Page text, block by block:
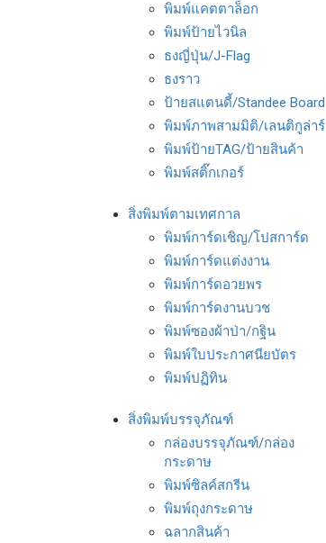
พิมพ์แคตตาล็อก
พิมพ์ป้ายไวนิล
ธงญี่ปุ่น/J-Flag
ธงราว
ป้ายสแตนดี้/Standee Board
พิมพ์ภาพสามมิติ/เลนติกูล่าร์
พิมพ์ป้ายTAG/ป้ายสินค้า
พิมพ์สติ๊กเกอร์
สิ่งพิมพ์ตามเทศกาล
พิมพ์การ์ดเชิญ/โปสการ์ด
พิมพ์การ์ดแต่งงาน
พิมพ์การ์ดอวยพร
พิมพ์การ์ดงานบวช
พิมพ์ซองผ้าป่า/กฐิน
พิมพ์ใบประกาศนียบัตร
พิมพ์ปฏิทิน
สิ่งพิมพ์บรรจุภัณฑ์
กล่องบรรจุภัณฑ์/กล่อง
กระดาษ
พิมพ์ซิลค์สกรีน
พิมพ์ถุงกระดาษ
ฉลากสินค้า